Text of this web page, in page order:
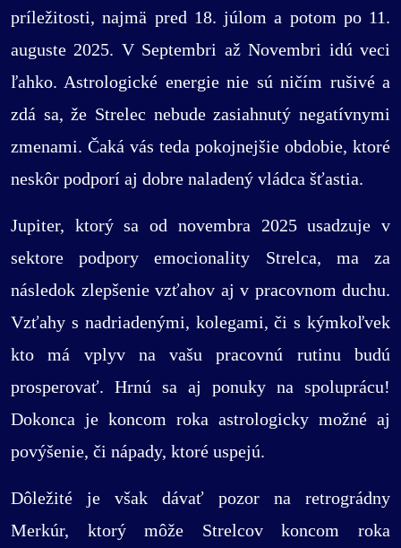
príležitosti, najmä pred 18. júlom a potom po 11.
auguste 2025. V Septembri až Novembri idú veci
ľahko. Astrologické energie nie sú ničím rušivé a
zdá sa, že Strelec nebude zasiahnutý negatívnymi
zmenami. Čaká vás teda pokojnejšie obdobie, ktoré
neskôr podporí aj dobre naladený vládca šťastia.
Jupiter, ktorý sa od novembra 2025 usadzuje v
sektore podpory emocionality Strelca, ma za
následok zlepšenie vzťahov aj v pracovnom duchu.
Vzťahy s nadriadenými, kolegami, či s kýmkoľvek
kto má vplyv na vašu pracovnú rutinu budú
prosperovať. Hrnú sa aj ponuky na spoluprácu!
Dokonca je koncom roka astrologicky možné aj
povýšenie, či nápady, ktoré uspejú.
Dôležité je však dávať pozor na retrográdny
Merkúr, ktorý môže Strelcov koncom roka